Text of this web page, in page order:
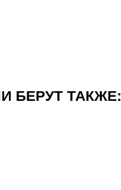
БЕРУТ ТАКЖЕ: